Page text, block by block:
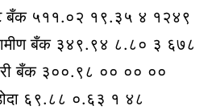
बँक ५११.०२ १९.३५ ४ १२४९
बँक ३४९.९४ ८.८० ३ ६७८
बँक ३००.९८ ०० ०० ००
६९.८८ ०.६३ १ ४८